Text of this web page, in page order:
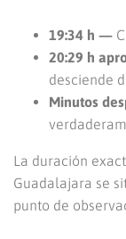
19:34 h —
20:29 h
desciende
Minutos
La duración
Guadalajara se
punto de